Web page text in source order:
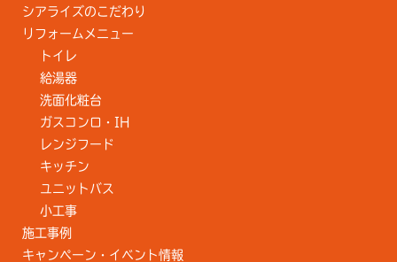
シアライズのこだわり
リフォームメニュー
トイレ
給湯器
洗面化粧台
ガスコンロ・IH
レンジフード
キッチン
ユニットバス
小工事
施工事例
キャンペーン・イベント情報